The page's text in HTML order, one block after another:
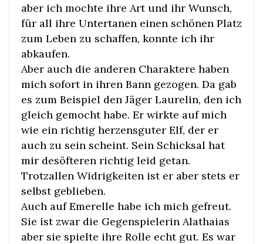
aber ich mochte ihre Art und ihr Wunsch,
für all ihre Untertanen einen schönen Platz
zum Leben zu schaffen, konnte ich ihr
abkaufen.
Aber auch die anderen Charaktere haben
mich sofort in ihren Bann gezogen. Da gab
es zum Beispiel den Jäger Laurelin, den ich
gleich gemocht habe. Er wirkte auf mich
wie ein richtig herzensguter Elf, der er
auch zu sein scheint. Sein Schicksal hat
mir desöfteren richtig leid getan.
Trotzallen Widrigkeiten ist er aber stets er
selbst geblieben.
Auch auf Emerelle habe ich mich gefreut.
Sie ist zwar die Gegenspielerin Alathaias
aber sie spielte ihre Rolle echt gut. Es war